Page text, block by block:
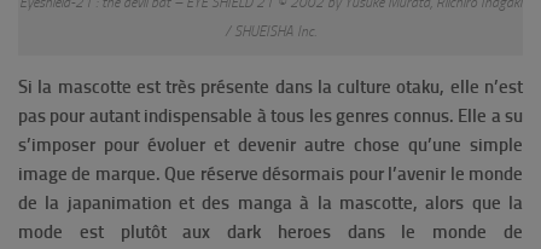
/ SHUEISHA Inc.
Si la mascotte est très présente dans la culture otaku, elle n’est
pas pour autant indispensable à tous les genres connus. Elle a su
s’imposer pour évoluer et devenir autre chose qu’une simple
image de marque. Que réserve désormais pour l’avenir le monde
de la japanimation et des manga à la mascotte, alors que la
mode est plutôt aux dark heroes dans le monde de